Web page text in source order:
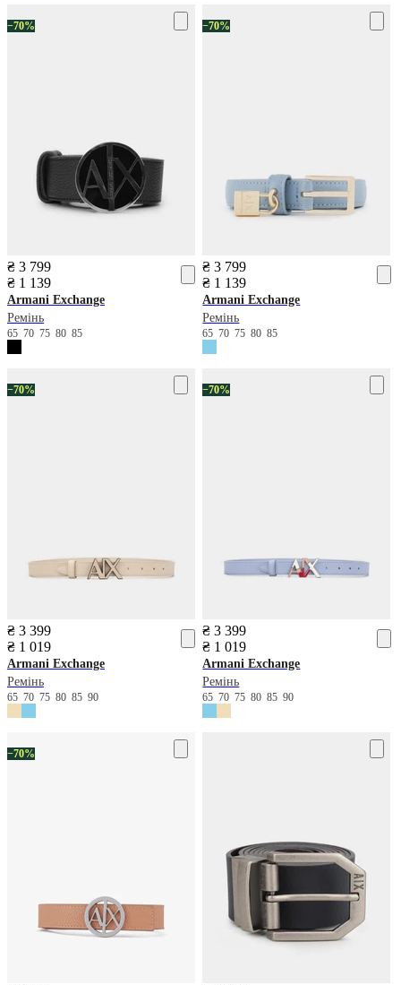
−70%
₴ 3 799
₴ 1 139
Armani Exchange
Ремінь
65 70 75 80 85
−70%
₴ 3 799
₴ 1 139
Armani Exchange
Ремінь
6570758085
−70%
₴ 3 399
₴ 1 019
Armani Exchange
Ремінь
65 70 75 80 85 90
−70%
₴ 3 399
₴ 1 019
Armani Exchange
Ремінь
657075808590
−70%